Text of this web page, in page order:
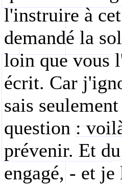
l'instruire à
demandé la
loin que vous
écrit. Car
sais
question :
prévenir. Et
engagé, - et